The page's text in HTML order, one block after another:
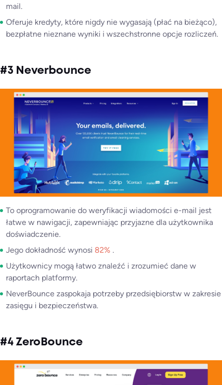
mail.
Oferuje kredyty, które nigdy nie wygasają (płać na bieżąco),
bezpłatne nieznane wyniki i wszechstronne opcje rozliczeń.
#3 Neverbounce
To oprogramowanie do weryfikacji wiadomości e-mail jest
łatwe w nawigacji, zapewniając przyjazne dla użytkownika
doświadczenie.
Jego dokładność wynosi 82% .
Użytkownicy mogą łatwo znaleźć i zrozumieć dane w
raportach platformy.
NeverBounce zaspokaja potrzeby przedsiębiorstw w zakresie
zasięgu i bezpieczeństwa.
#4 ZeroBounce